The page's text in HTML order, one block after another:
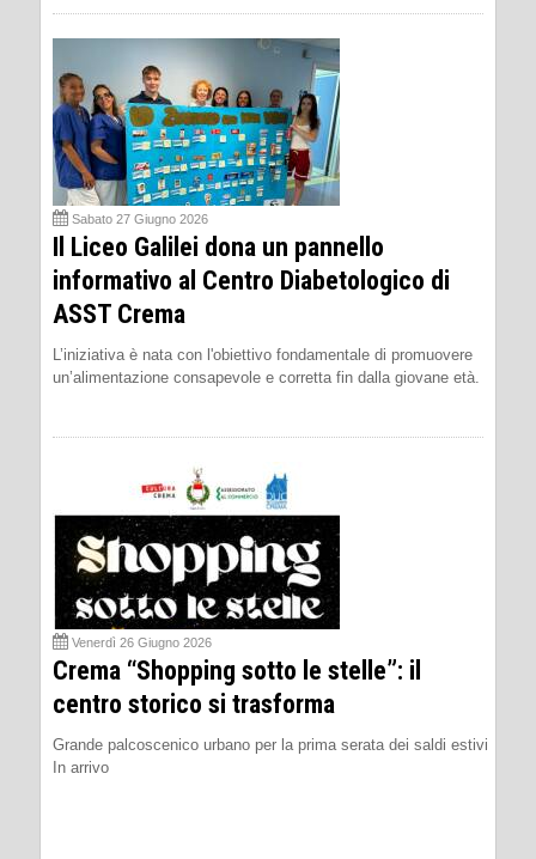
Sabato 27 Giugno 2026
Il Liceo Galilei dona un pannello
informativo al Centro Diabetologico di
ASST Crema
L’iniziativa è nata con l'obiettivo fondamentale di promuovere
un’alimentazione consapevole e corretta fin dalla giovane età.
Venerdì 26 Giugno 2026
Crema “Shopping sotto le stelle”: il
centro storico si trasforma
Grande palcoscenico urbano per la prima serata dei saldi estivi
In arrivo